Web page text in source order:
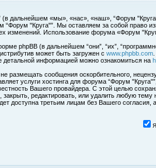
дальнейшем «мы», «нас», «наш», “Форум
“Форум "Круга"”. Мы оставляем за собой
изменений. Использование форума «Форум
phpBB (в дальнейшем “они”, “их”,
может быть загружен с www.phpbb.com
детальной информацией можно ознакомиться на
размещать сообщения оскорбительного,
услуги хостинга для форума “Форум
Вашего провайдера. С этой целью
редактировать, или удалить любую
доступна третьим лицам без Вашего согласия,
Я